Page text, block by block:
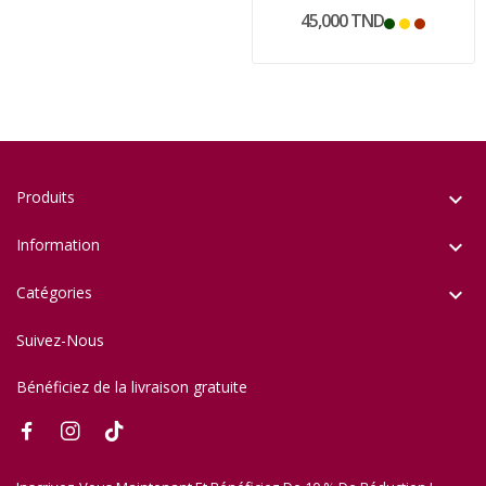
45,000 TND
Produits 
Information 
Catégories 
Suivez-Nous
Bénéficiez de la livraison gratuite